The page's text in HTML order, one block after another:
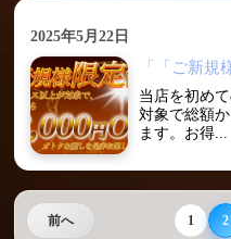
2025年5月22日
「「ご新規
当店を初め
対象で総額
ます。お得...
前へ 1 2